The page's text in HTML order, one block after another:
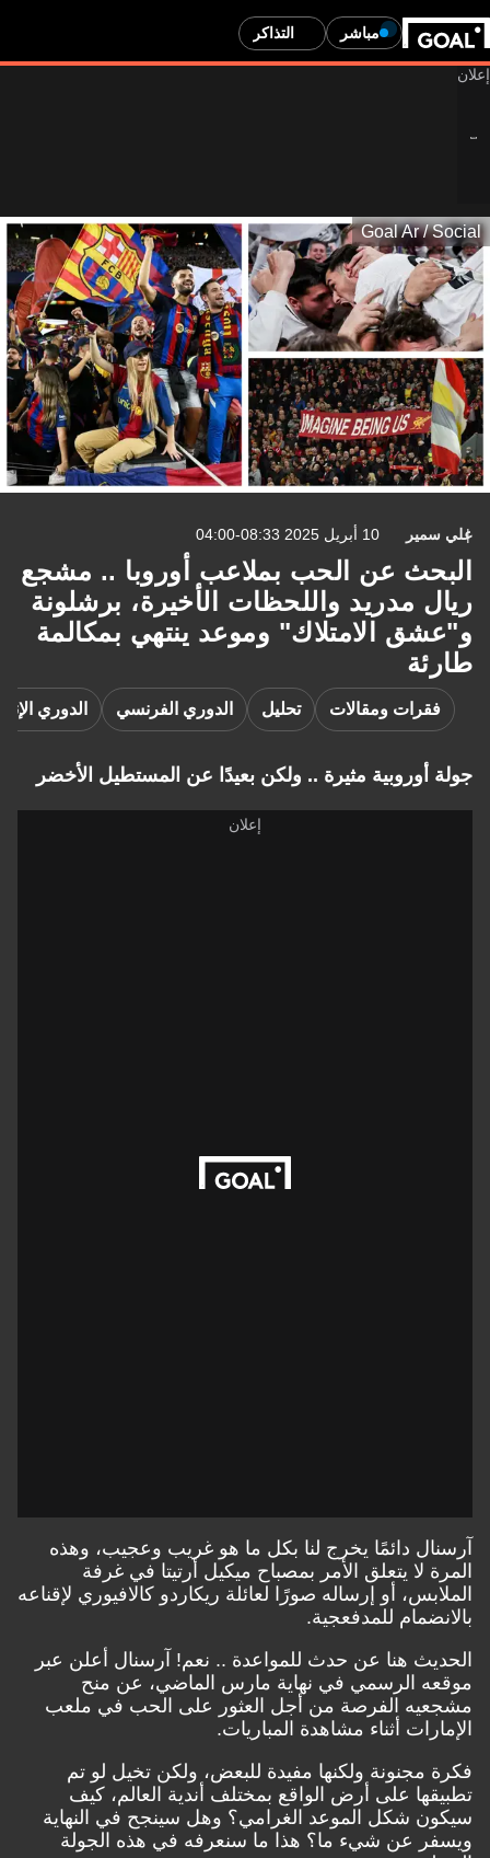
مباشر التذاكر
Goal Ar / Social
علي سمير 10 أبريل 2025 08:33-04:00
البحث عن الحب بملاعب أوروبا .. مشجع
ريال مدريد واللحظات الأخيرة، برشلونة
و"عشق الامتلاك" وموعد ينتهي بمكالمة
طارئة
فقرات ومقالات تحليل الدوري الفرنسي الدوري
جولة أوروبية مثيرة .. ولكن بعيدًا عن المستطيل الأخضر
آرسنال دائمًا يخرج لنا بكل ما هو غريب وعجيب، وهذه
المرة لا يتعلق الأمر بمصباح ميكيل أرتيتا في غرفة
الملابس، أو إرساله صورًا لعائلة ريكاردو كالافيوري لإقناعه
بالانضمام للمدفعجية.
الحديث هنا عن حدث للمواعدة .. نعم! آرسنال أعلن عبر
موقعه الرسمي في نهاية مارس الماضي، عن منح
مشجعيه الفرصة من أجل العثور على الحب في ملعب
الإمارات أثناء مشاهدة المباريات.
فكرة مجنونة ولكنها مفيدة للبعض، ولكن تخيل لو تم
تطبيقها على أرض الواقع بمختلف أندية العالم، كيف
سيكون شكل الموعد الغرامي؟ وهل سينجح في النهاية
ويسفر عن شيء ما؟ هذا ما سنعرفه في هذه الجولة